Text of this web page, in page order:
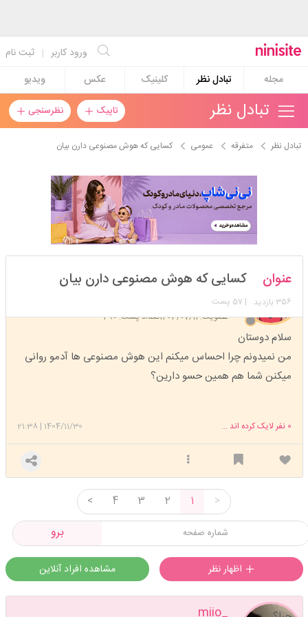
ثبت نام | ورود کاربر
مجله
تبادل نظر کلینیک عکس ویدیو
تاپیک نظرسنجی تبادل نظر
تبادل نظر متفرقه عمومی کسایی که هوش مصنوعی دارن بیان
هستی22222
عضویت: 1403/07/11 تعداد پست: 290
عنوان کسایی که هوش مصنوعی دارن بیان
356 بازدید | 57 پست
سلام دوستان
من نمیدونم چرا احساس میکنم این هوش مصنوعی ها آدمو روانی
میکنن شما هم همین حسو دارین؟
1404/11/30
|
21:38 0 نفر لایک کرده اند ...
>
1
2
3
4
<
برو
مشاهده افراد آنلاین
_miio